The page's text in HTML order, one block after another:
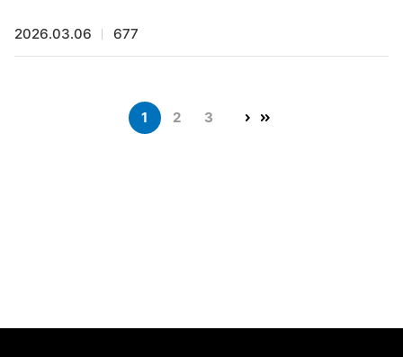
됩니다. 본 대회는 올해로 네 번째를 맞이하였으며, 리스크 환경의
분석을 주제로, 보험산업의 혁신 역량을 강화하고 글로벌 인재
양성의 기반을 마련하고자 운영됩니다. 포스텍 학생 여러분의 많은
2026.03.06 677
1 2 3